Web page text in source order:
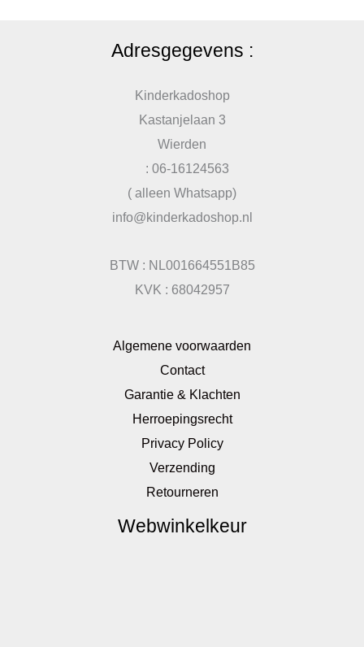
Adresgegevens :
Kinderkadoshop
Kastanjelaan 3
Wierden
: 06-16124563
( alleen Whatsapp)
info@kinderkadoshop.nl
BTW : NL001664551B85
KVK : 68042957
Algemene voorwaarden
Contact
Garantie & Klachten
Herroepingsrecht
Privacy Policy
Verzending
Retourneren
Webwinkelkeur